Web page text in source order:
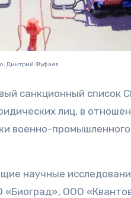
Дмитрий Фуфаев
санкционный список
лиц, в
военно-
научные
ООО